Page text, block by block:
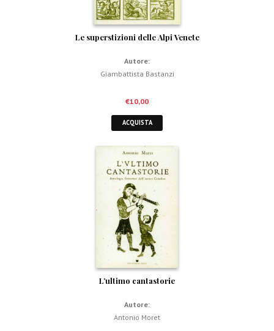
Le superstizioni delle Alpi Venete
Autore:
Giambattista Bastanzi
€10,00
ACQUISTA
L’ultimo cantastorie
Autore:
Antonio Moret